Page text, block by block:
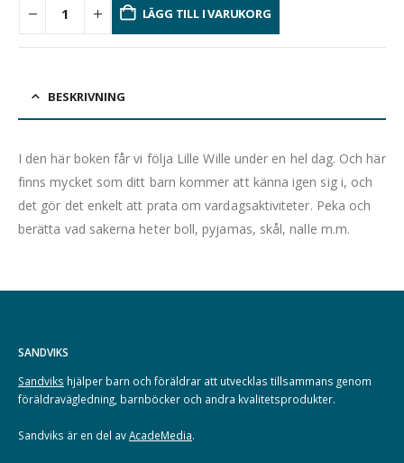
LÄGG TILL I VARUKORG
BESKRIVNING
I den här boken får vi följa Lille Wille under en hel dag. Och här
finns mycket som ditt barn kommer att känna igen sig i, och
det gör det enkelt att prata om vardagsaktiviteter. Peka och
berätta vad sakerna heter boll, pyjamas, skål, nalle m.m.
SANDVIKS
Sandviks hjälper barn och föräldrar att utvecklas tillsammans genom
föräldravägledning, barnböcker och andra kvalitetsprodukter.
Sandviks är en del avAcadeMedia.